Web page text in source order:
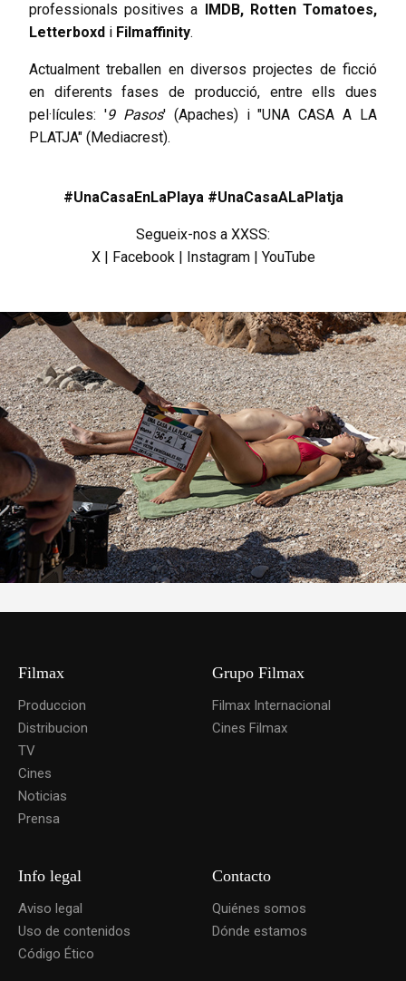
professionals positives a IMDB, Rotten Tomatoes,
Letterboxd i Filmaffinity.
Actualment treballen en diversos projectes de ficció
en diferents fases de producció, entre ells dues
pel·lícules: '9 Pasos' (Apaches) i "UNA CASA A LA
PLATJA" (Mediacrest).
#UnaCasaEnLaPlaya #UnaCasaALaPlatja
Segueix-nos a XXSS:
X| Facebook| Instagram| YouTube
Filmax
Produccion
Distribucion
TV
Cines
Noticias
Prensa
Grupo Filmax
Filmax Internacional
Cines Filmax
Info legal
Aviso legal
Uso de contenidos
Código Ético
Contacto
Quiénes somos
Dónde estamos